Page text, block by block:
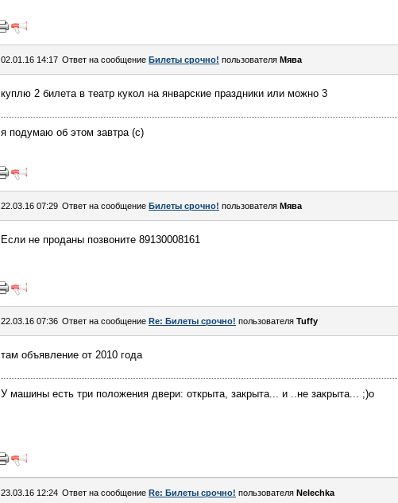
02.01.16 14:17 Ответ на сообщение Билеты срочно! пользователя Мява
куплю 2 билета в театр кукол на январские праздники или можно 3
я подумаю об этом завтра (с)
22.03.16 07:29 Ответ на сообщение Билеты срочно! пользователя Мява
Если не проданы позвоните 89130008161
22.03.16 07:36 Ответ на сообщение Re: Билеты срочно! пользователя Tuffy
там объявление от 2010 года
У машины есть три положения двери: открыта, закрыта... и ..не закрыта... ;)о
23.03.16 12:24 Ответ на сообщение Re: Билеты срочно! пользователя Nelechka